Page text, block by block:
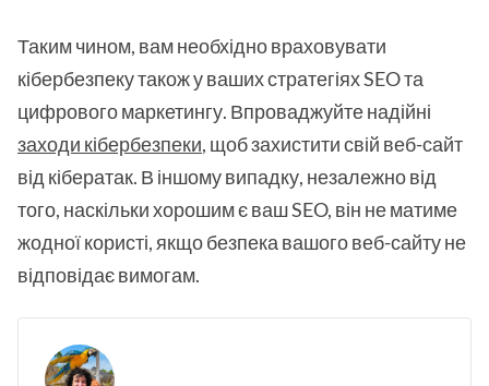
Таким чином, вам необхідно враховувати
кібербезпеку також у ваших стратегіях SEO та
цифрового маркетингу. Впроваджуйте надійні
заходи кібербезпеки, щоб захистити свій веб-сайт
від кібератак. В іншому випадку, незалежно від
того, наскільки хорошим є ваш SEO, він не матиме
жодної користі, якщо безпека вашого веб-сайту не
відповідає вимогам.